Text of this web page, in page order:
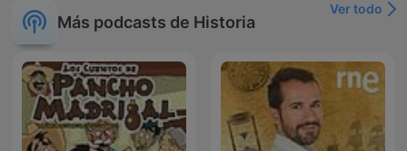
Más podcasts de Historia
Ver todo